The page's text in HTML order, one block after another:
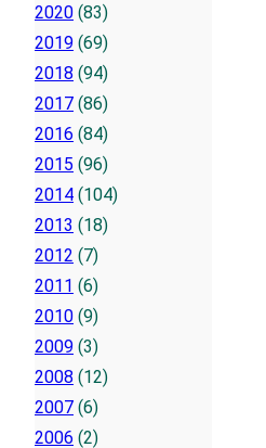
2020 (83)
2019 (69)
2018 (94)
2017 (86)
2016 (84)
2015 (96)
2014 (104)
2013 (18)
2012 (7)
2011 (6)
2010 (9)
2009 (3)
2008 (12)
2007 (6)
2006 (2)